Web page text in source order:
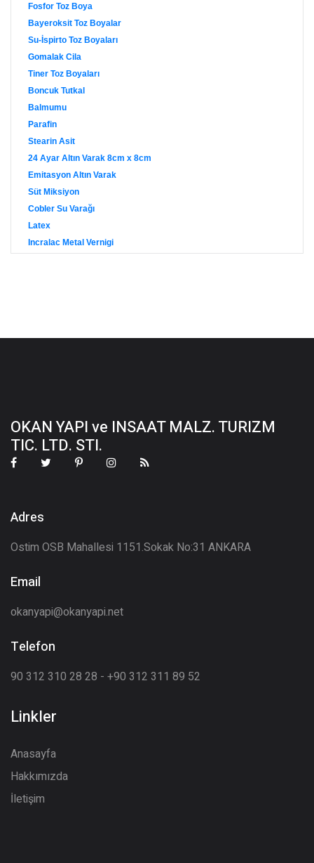
Fosfor Toz Boya
Bayeroksit Toz Boyalar
Su-İspirto Toz Boyaları
Gomalak Cila
Tiner Toz Boyaları
Boncuk Tutkal
Balmumu
Parafin
Stearin Asit
24 Ayar Altın Varak 8cm x 8cm
Emitasyon Altın Varak
Süt Miksiyon
Cobler Su Varağı
Latex
Incralac Metal Vernigi
OKAN YAPI ve INSAAT MALZ. TURIZM
TIC. LTD. STI.
Linkler
Anasayfa
Hakkımızda
İletişim
Adres
Ostim OSB Mahallesi 1151.Sokak No:31 ANKARA
Email
okanyapi@okanyapi.net
Telefon
90 312 310 28 28 - +90 312 311 89 52